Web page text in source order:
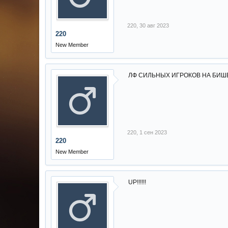
220
New Member
220 30 авг 2023
220
New Member
ЛФ СИЛЬНЫХ ИГРОКОВ НА
220 1 сен 2023
UP!!!!!!